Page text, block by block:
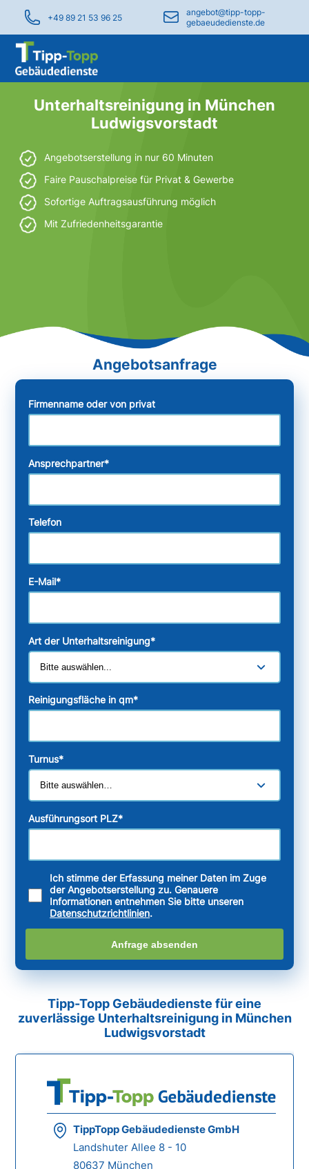
+49 89 21 53 96 25
angebot@tipp-topp-
gebaeudedienste.de
Unterhaltsreinigung in München
Ludwigsvorstadt
Angebotserstellung in nur 60 Minuten
Faire Pauschalpreise für Privat & Gewerbe
Sofortige Auftragsausführung möglich
Mit Zufriedenheitsgarantie
Firmenname oder von privat
Ansprechpartner*
Telefon
E-Mail*
Art der Unterhaltsreinigung*
Reinigungsfläche in qm*
Turnus*
Ausführungsort PLZ*
Ich stimme der Erfassung meiner Daten im Zuge
der Angebotserstellung zu. Genauere
Informationen entnehmen Sie bitte unseren
Datenschutzrichtlinien.
Anfrage absenden
Tipp-Topp Gebäudedienste für eine
zuverlässige Unterhaltsreinigung in München
Ludwigsvorstadt
TippTopp Gebäudedienste GmbH
Landshuter Allee 8 - 10
80637 München